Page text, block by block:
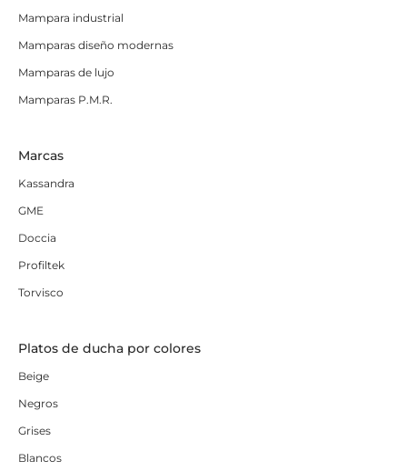
Mampara industrial
Mamparas diseño modernas
Mamparas de lujo
Mamparas P.M.R.
Marcas
Kassandra
GME
Doccia
Profiltek
Torvisco
Platos de ducha por colores
Beige
Negros
Grises
Blancos